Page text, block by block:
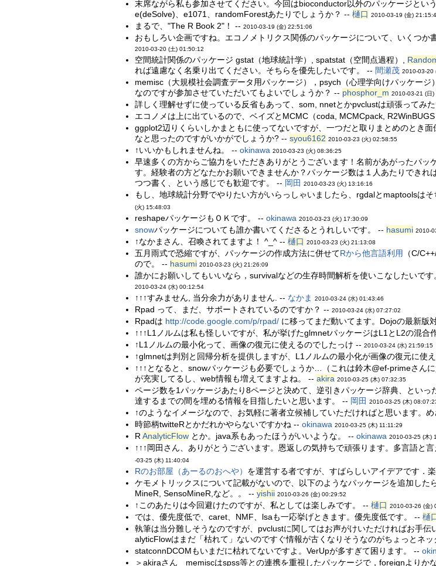
末席ながら私も参加させてください。今回はbioconductor以外のパッケージと
e(deSolve)、e1071、randomForestあたりでしょうか？ -- 樋口 2010-03-19 (金)
まるで、"The R Book 2"！ -- 2010-03-19 (金) 22:51:06
おもしろい企画ですね。エコノメトリクス関係のパッケージについて、いくつ
2010-03-20 (土) 01:50:12
空間統計関係のパッケージ gstat（地球統計学）, spatstat（空間点過程）,
れば遠慮なく名乗り出てください。そちらを優先したいです。 -- 間瀬茂 2010-03-20
memisc（大規模社会調査データ用パッケージ），psych（心理学向けパッケー
なのですが参加させていただいてもよいでしょうか？ -- phosphor_m 2010-03-21 (日)
詳しく理解せずに使っている反省もあって、som, nnetとかpvclustは頑張ってみ
エコノメは上に出ているので、ベイズとMCMC（coda, MCMCpack,
ggplot2辺りくらいしかまともに使ってないですが、一つだと取りまとめのとき
なと思ったのですがいかがでしょうか? -- syou6162 2010-03-23 (火) 02:58:55
↑いいかもしれませんね。 -- okinawa 2010-03-23 (火) 08:36:25
早速多くの方からご協力をいただきありがとうございます！名前があがったパ
す。経験者の方どなたかお願いできませんか？パッケージ数は１人あたりでき
つつ書く、という感じでも歓迎です。 -- 岡田 2010-03-23 (火) 13:16:16
もし、地球統計分野でやりたい方がいらっしゃいましたら、rgdalとmaptoolsは
(火) 15:48:03
reshapeパッケージもＯＫです。 -- okinawa 2010-03-23 (火) 17:30:09
snowパッケージについても誰か書いてくださるとうれしいです。 -- hasumi 2010-
↑なかまさん、召喚されてますよ！ ^_^ -- 樋口 2010-03-23 (火) 21:13:08
五月雨式で恐縮ですが、パッケージの作成方法に併せてRから他言語利用 （C/
ので。 -- hasumi 2010-03-23 (火) 21:26:09
誰かにお願いしてもいいなら，survivalなどの生存時間解析を使いこなしたいで
2010-03-24 (水) 00:12:54
↑↑↑すみません, 当分余力がありません. -- なかま 2010-03-24 (水) 01:43:46
Rpad って、まだ、サポートされているのですか？ -- 2010-03-24 (水) 07:27:02
Rpadは http://code.google.com/p/rpad/に移ってまだ動いてます。Dojoの最新版
↑↑↑L1ノルムは私も怪しいですが、私が挙げたglmnetパッケージはL1とL2の混
↑L1ノルムの最小化って、画像の復元に使えるのでしたっけ -- 2010-03-24 (水) 21:59:15
↑glmnetは判別と回帰分析を提供しますが、L1ノルムの最小化が画像の復元に使
↑↑↑となると、snowパッケージも必要でしょうか…（これは鈴木@ef-primeさん
が充実してるし、web情報も増えてますよね。 -- akira 2010-03-25 (木) 07:32:35
ページ数を1パッケージあたり8ページと決めて、逆引きパッケージ辞典、とい
達するまでの間を埋める情報を目指したいと思います。 -- 岡田 2010-03-25 (木)
↑のようなイメージなので、お気軽に著者立候補していただければと思います。
時節柄twitteRとかだれかやらないですかね -- okinawa 2010-03-25 (木) 11:11:29
R AnalyticFlowとか。java系もあったほうがいいような。 -- okinawa 2010-03-25 (木)
↑↑↑岡田さん、ありがとうございます。恩返しの気持ちで頑張ります。多言語と
-03-25 (木) 11:40:04
Rのお部屋（あーるのおへや） を運営する者ですが、すばらしいアイデアです．
ケモメトリックスについて記載がないので、以下のようなパッケージを追加し
MineR, SensoMineR,など。。 -- yishii 2010-03-26 (金) 00:29:52
↑このあたりは今回避けたのですが、私としては楽しみです。 -- 樋口 2010-03-26 (金)
では、優先度低で、caret、NMF、lsaも一応挙げときます。優先度低です。 -- 樋
執筆は当分難しそうなのですが、pvclustに関してはお声がけいただければお手
alyticFlowはまだ「枯れて」ないのですぐ情報が古くなりそうなのがちょっとネ
statconnDCOMもいまだに枯れてないですよ。VerUpが多すぎて困ります。 --
＞akiraさん memiscはspss等との連携を重視したパッケージで，foreignよりか